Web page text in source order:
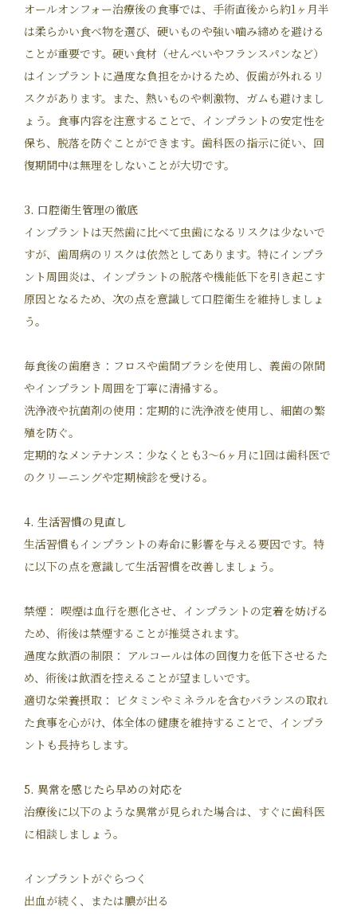
オールオンフォー治療後の食事では、手術直後から約1ヶ月半
は柔らかい食べ物を選び、硬いものや強い噛み締めを避ける
ことが重要です。硬い食材（せんべいやフランスパンなど）
はインプラントに過度な負担をかけるため、仮歯が外れるリ
スクがあります。また、熱いものや刺激物、ガムも避けまし
ょう。食事内容を注意することで、インプラントの安定性を
保ち、脱落を防ぐことができます。歯科医の指示に従い、回
復期間中は無理をしないことが大切です。
3. 口腔衛生管理の徹底
インプラントは天然歯に比べて虫歯になるリスクは少ないで
すが、歯周病のリスクは依然としてあります。特にインプラ
ント周囲炎は、インプラントの脱落や機能低下を引き起こす
原因となるため、次の点を意識して口腔衛生を維持しましょ
う。
毎食後の歯磨き：フロスや歯間ブラシを使用し、義歯の隙間
やインプラント周囲を丁寧に清掃する。
洗浄液や抗菌剤の使用：定期的に洗浄液を使用し、細菌の繁
殖を防ぐ。
定期的なメンテナンス：少なくとも3～6ヶ月に1回は歯科医で
のクリーニングや定期検診を受ける。
4. 生活習慣の見直し
生活習慣もインプラントの寿命に影響を与える要因です。特
に以下の点を意識して生活習慣を改善しましょう。
禁煙： 喫煙は血行を悪化させ、インプラントの定着を妨げる
ため、術後は禁煙することが推奨されます。
過度な飲酒の制限： アルコールは体の回復力を低下させるた
め、術後は飲酒を控えることが望ましいです。
適切な栄養摂取： ビタミンやミネラルを含むバランスの取れ
た食事を心がけ、体全体の健康を維持することで、インプラ
ントも長持ちします。
5. 異常を感じたら早めの対応を
治療後に以下のような異常が見られた場合は、すぐに歯科医
に相談しましょう。
インプラントがぐらつく
出血が続く、または膿が出る